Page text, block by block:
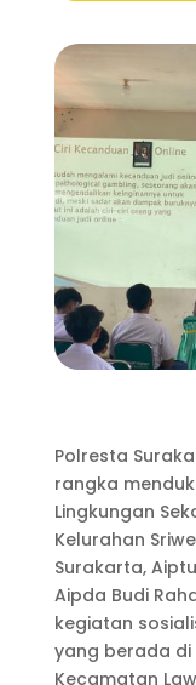
Polresta
rangka
Lingkungan
Kelurahan
Surakarta,
Aipda Budi
kegiatan
yang berada di
Kecamatan